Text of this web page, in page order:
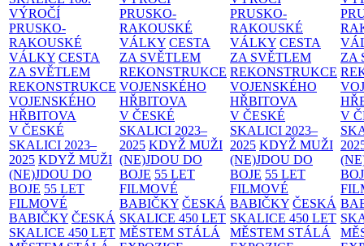
VÝROČÍ
PRUSKO-
RAKOUSKÉ
VÁLKY CESTA
ZA SVĚTLEM
REKONSTRUKCE
VOJENSKÉHO
HŘBITOVA
V ČESKÉ
SKALICI 2023–
2025 KDYŽ MUŽI
(NE)JDOU DO
BOJE 55 LET
FILMOVÉ
BABIČKY ČESKÁ
SKALICE 450 LET
PRUSKO-
RAKOUSKÉ
VÁLKY CESTA
ZA SVĚTLEM
REKONSTRUKCE
VOJENSKÉHO
HŘBITOVA
V ČESKÉ
SKALICI 2023–
2025 KDYŽ MUŽI
(NE)JDOU DO
BOJE 55 LET
FILMOVÉ
BABIČKY ČESKÁ
SKALICE 450 LET
MĚSTEM STÁLÁ
PRUSKO-
RAKOUSKÉ
VÁLKY CESTA
ZA SVĚTLEM
REKONSTRUKCE
VOJENSKÉHO
HŘBITOVA
V ČESKÉ
SKALICI 2023–
2025 KDYŽ MUŽI
(NE)JDOU DO
BOJE 55 LET
FILMOVÉ
BABIČKY ČESKÁ
SKALICE 450 LET
MĚSTEM STÁLÁ
ZA
V